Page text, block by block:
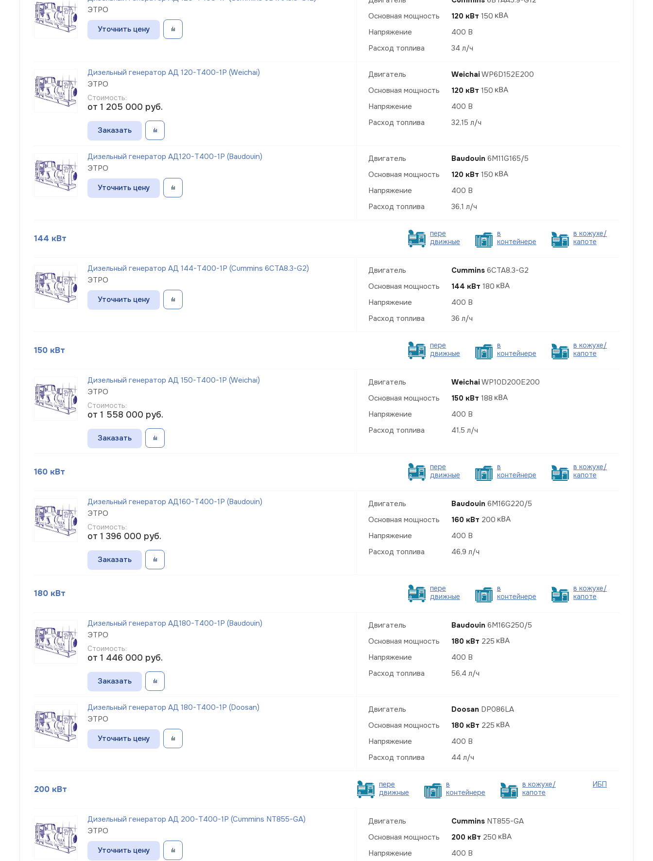
ЭТРО
Уточнить цену
Основная мощность
120 кВт 150
Напряжение
400 В
Расход топлива
34 л/ч
Дизельный генератор АД 120-Т400-1Р (Weichai)
ЭТРО
Стоимость:
от 1 205 000 руб.
Заказать
Двигатель Weichai WP6D152E200
Основная мощность
120 кВт 150
Напряжение
400 В
Расход топлива
32,15 л/ч
Дизельный генератор АД120-Т400-1Р (Baudouin)
ЭТРО
Уточнить цену
Двигатель Baudouin 6M11G165/5
Основная мощность
120 кВт 150
Напряжение
400 В
Расход топлива
36,1 л/ч
144 кВт
пере
движные
в
контейнере
в кожухе/
капоте
Дизельный генератор АД 144-Т400-1Р (Cummins 6CTA8.3-G2)
ЭТРО
Уточнить цену
Двигатель Cummins 6CTA8.3-G2
Основная мощность
144 кВт 180
Напряжение
400 В
Расход топлива
36 л/ч
150 кВт
пере
движные
в
контейнере
в кожухе/
капоте
Дизельный генератор АД 150-Т400-1Р (Weichai)
ЭТРО
Стоимость:
от 1 558 000 руб.
Заказать
Двигатель Weichai WP10D200E200
Основная мощность
150 кВт 188
Напряжение
400 В
Расход топлива
41,5 л/ч
160 кВт
пере
движные
в
контейнере
в кожухе/
капоте
Дизельный генератор АД160-Т400-1Р (Baudouin)
ЭТРО
Стоимость:
от 1 396 000 руб.
Заказать
Двигатель Baudouin 6M16G220/5
Основная мощность
160 кВт 200
Напряжение
400 В
Расход топлива
46,9 л/ч
180 кВт
пере
движные
в
контейнере
в кожухе/
капоте
Дизельный генератор АД180-Т400-1Р (Baudouin)
ЭТРО
Стоимость:
от 1 446 000 руб.
Заказать
Двигатель Baudouin 6M16G250/5
Основная мощность
180 кВт 225
Напряжение
400 В
Расход топлива
56,4 л/ч
Дизельный генератор АД 180-Т400-1Р (Doosan)
ЭТРО
Уточнить цену
Двигатель Doosan DP086LA
Основная мощность
180 кВт 225
Напряжение
400 В
Расход топлива
44 л/ч
200 кВт
пере
движные
в
контейнере
в кожухе/
капоте
ИБП
Дизельный генератор АД 200-Т400-1Р (Cummins NT855-GA)
ЭТРО
Уточнить цену
Двигатель Cummins NT855-GA
Основная мощность
200 кВт 250
Напряжение
400 В